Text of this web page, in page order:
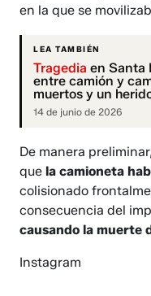
en la que se
LEA TAMBIÉN
Tragedia en Santa
entre camión y
muertos y un
14 de junio de 2026
De manera
que la camioneta
colisionado
consecuencia del
causando la muerte
Instagram